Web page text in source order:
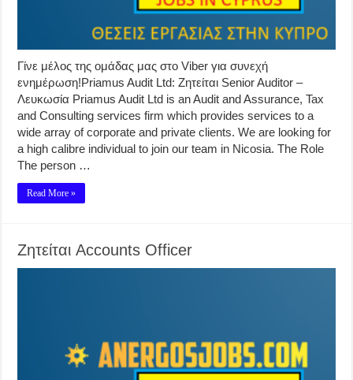
Γίνε μέλος της ομάδας μας στο Viber για συνεχή
ενημέρωση!Priamus Audit Ltd: Ζητείται Senior Auditor –
Λευκωσία Priamus Audit Ltd is an Audit and Assurance, Tax
and Consulting services firm which provides services to a
wide array of corporate and private clients. We are looking for
a high calibre individual to join our team in Nicosia. The Role
The person …
Read More »
Ζητείται Accounts Officer